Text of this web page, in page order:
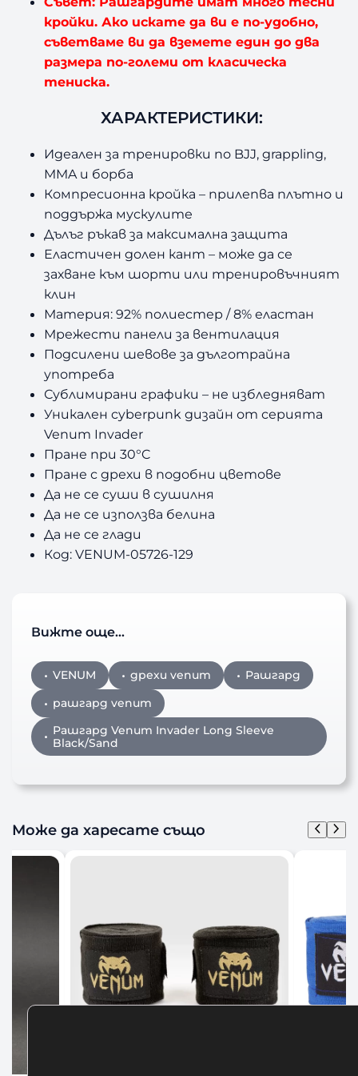
кройки. Ако искате да ви е по-удобно,
съветваме ви да вземете един до два
размера по-големи от класическа
тениска.
ХАРАКТЕРИСТИКИ:
Идеален за тренировки по BJJ, grappling,
MMA и борба
Компресионна кройка– прилепва плътно и
поддържа мускулите
Дълъг ръкав за максимална защита
Еластичен долен кант– може да се
захване към шорти или тренировъчният
клин
Материя: 92% полиестер / 8% еластан
Мрежести панели за вентилация
Подсилени шевове за дълготрайна
употреба
Сублимирани графики– не избледняват
Уникален cyberpunk дизайн от серията
Venum Invader
Пране при 30°C
Пране с дрехи в подобни цветове
Да не се суши в сушилня
Да не се използва белина
Да не се глади
Код: VENUM-05726-129
Вижте още…
VENUM дрехи venum
Рашгард
рашгард venum
Рашгард Venum Invader Long Sleeve
Black/Sand
Може да харесате също